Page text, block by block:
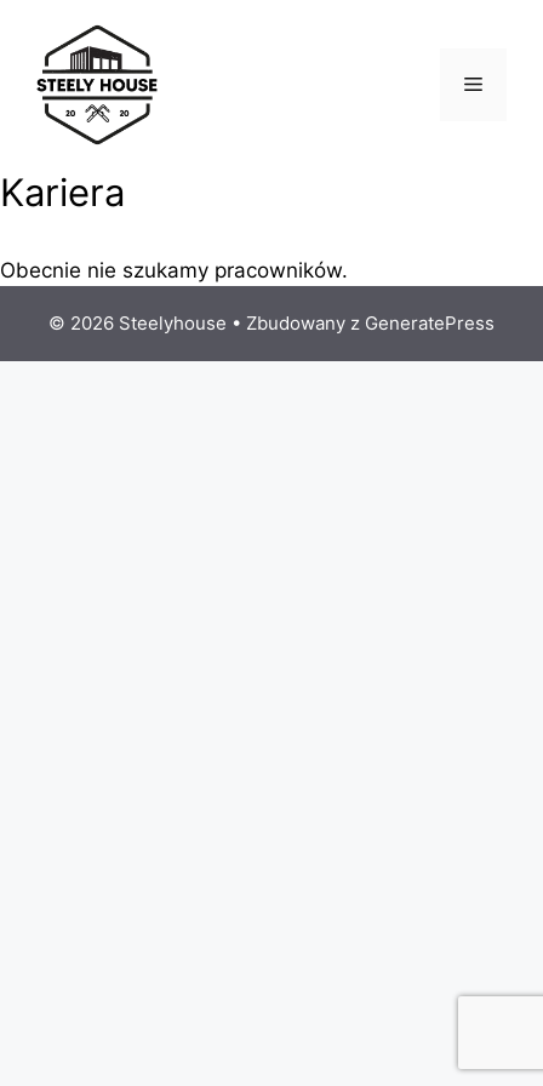
treści
MENU
Kariera
Obecnie nie szukamy pracowników.
© 2026 Steelyhouse • Zbudowany z GeneratePress